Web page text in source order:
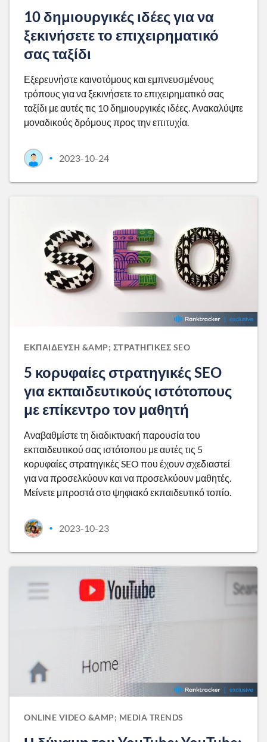
10 δημιουργικές ιδέες για να
ξεκινήσετε το επιχειρηματικό
σας ταξίδι
Εξερευνήστε καινοτόμους και εμπνευσμένους
τρόπους για να ξεκινήσετε το επιχειρηματικό σας
ταξίδι με αυτές τις 10 δημιουργικές ιδέες. Ανακαλύψτε
μοναδικούς δρόμους προς την επιτυχία.
• 2023-10-24
ΕΚΠΑΊΔΕΥΣΗ &AMP; ΣΤΡΑΤΗΓΙΚΈΣ SEO
5 κορυφαίες στρατηγικές SEO
για εκπαιδευτικούς ιστότοπους
με επίκεντρο τον μαθητή
Αναβαθμίστε τη διαδικτυακή παρουσία του
εκπαιδευτικού σας ιστότοπου με αυτές τις 5
κορυφαίες στρατηγικές SEO που έχουν σχεδιαστεί
για να προσελκύουν και να προσελκύουν μαθητές.
Μείνετε μπροστά στο ψηφιακό εκπαιδευτικό τοπίο.
• 2023-10-23
ONLINE VIDEO &AMP; MEDIA TRENDS